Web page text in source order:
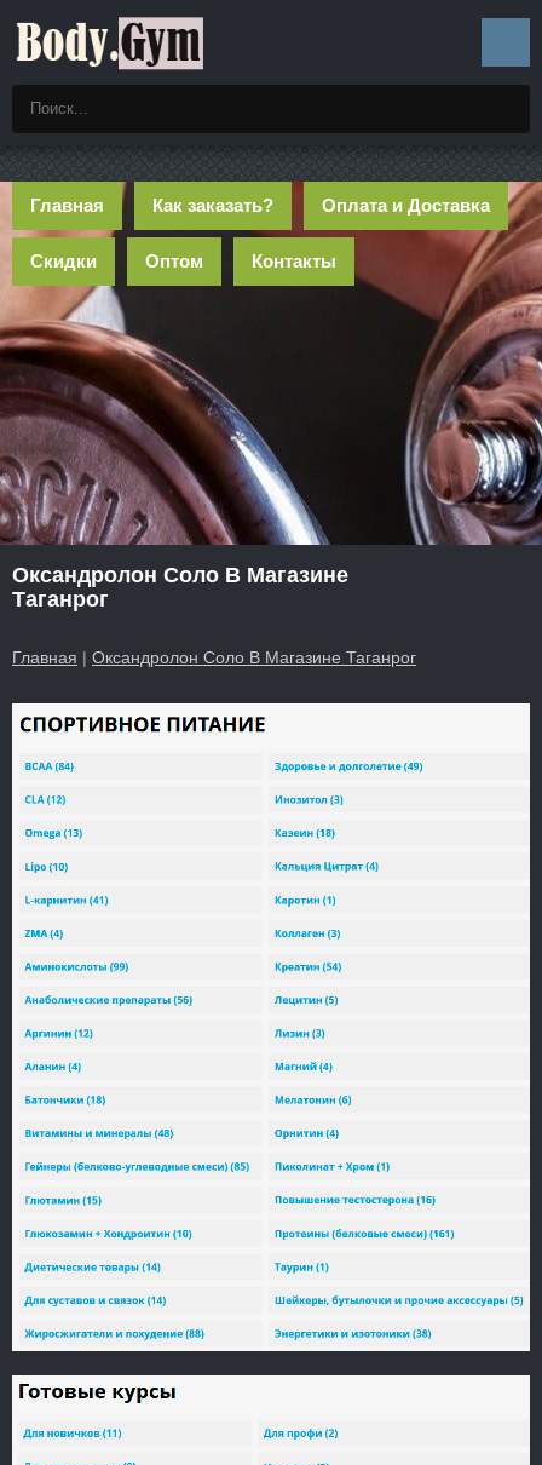
Главная Как заказать? Оплата и Доставка
Скидки Оптом Контакты
Оксандролон Соло В Магазине
Таганрог
Главная | Оксандролон Соло В Магазине Таганрог